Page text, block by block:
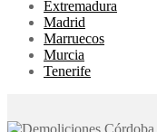
Extremadura
Madrid
Marruecos
Murcia
Tenerife